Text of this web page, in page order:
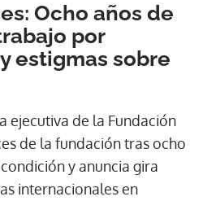
Ocho años de
por
estigmas sobre
ejecutiva de la Fundación
de la fundación tras ocho
y anuncia gira
internacionales en